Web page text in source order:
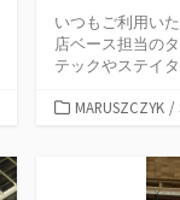
いつもご利用い
店ベース担当の
テックやステイ
カMARUSZCZYK /